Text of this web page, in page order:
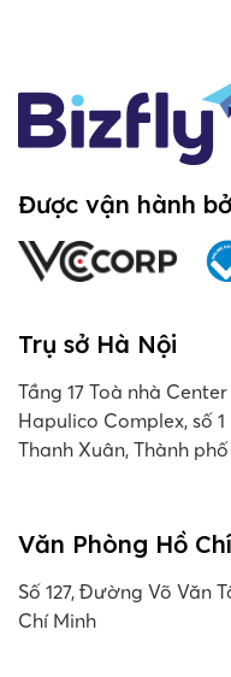
Được vận hành
Trụ sở Hà Nội
Tầng 17 Toà nhà
Hapulico Complex, số
Thanh Xuân, Thành
Văn Phòng Hồ
Số 127, Đường Võ Văn
Chí Minh